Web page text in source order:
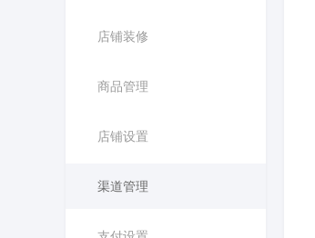
店铺装修
商品管理
店铺设置
渠道管理